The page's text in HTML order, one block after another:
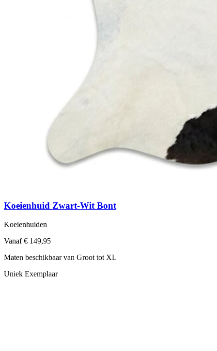
Koeienhuid Zwart-Wit Bont
Koeienhuiden
Vanaf € 149,95
Maten beschikbaar van Groot tot XL
Uniek Exemplaar